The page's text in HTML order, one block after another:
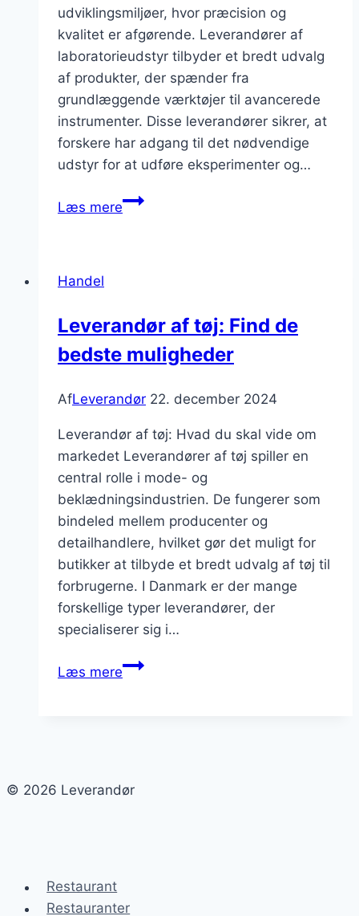
udviklingsmiljøer, hvor præcision og
kvalitet er afgørende. Leverandører af
laboratorieudstyr tilbyder et bredt udvalg
af produkter, der spænder fra
grundlæggende værktøjer til avancerede
instrumenter. Disse leverandører sikrer, at
forskere har adgang til det nødvendige
udstyr for at udføre eksperimenter og…
Læs mereLeverandør
forskning
Handel
Leverandør af tøj: Find de
bedste muligheder
AfLeverandør 22. december 2024
Leverandør af tøj: Hvad du skal vide om
markedet Leverandører af tøj spiller en
central rolle i mode- og
beklædningsindustrien. De fungerer som
bindeled mellem producenter og
detailhandlere, hvilket gør det muligt for
butikker at tilbyde et bredt udvalg af tøj til
forbrugerne. I Danmark er der mange
forskellige typer leverandører, der
specialiserer sig i…
Læs mereLeverandør
muligheder
© 2026 Leverandør
Restaurant
Restauranter